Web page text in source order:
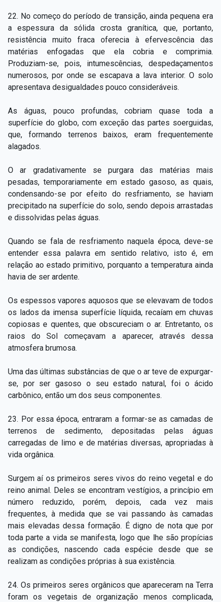
22. No começo do período de transição, ainda pequena era
a espessura da sólida crosta granítica, que, portanto,
resistência muito fraca oferecia à efervescência das
matérias enfogadas que ela cobria e comprimia.
Produziam-­se, pois, intumescências, despedaçamentos
numerosos, por onde se escapava a lava interior. O solo
apresentava desigualdades pouco consideráveis.
As águas, pouco profundas, cobriam quase toda a
superfície do globo, com exceção das partes soerguidas,
que, formando terrenos baixos, eram frequentemente
alagados.
O ar gradativamente se purgara das matérias mais
pesadas, temporariamente em estado gasoso, as quais,
condensando­-se por efeito do resfriamento, se haviam
precipitado na superfície do solo, sendo depois arrastadas
e dissolvidas pelas águas.
Quando se fala de resfriamento naquela época, deve­-se
entender essa palavra em sentido relativo, isto é, em
relação ao estado primitivo, porquanto a temperatura ainda
havia de ser ardente.
Os espessos vapores aquosos que se elevavam de todos
os lados da imensa superfície líquida, recaíam em chuvas
copiosas e quentes, que obscureciam o ar. Entretanto, os
raios ­do ­Sol começavam a aparecer, através dessa
atmosfera brumosa.
Uma das últimas substâncias de que o ar teve de expurgar­
se, por ser gasoso o seu estado natural, foi o ácido
carbônico, então um dos seus componentes.
23. Por essa época, entraram a formar­-se as camadas de
terrenos de sedimento, depositadas pelas águas
carregadas de limo e de matérias diversas, apropriadas à
vida orgânica.
Surgem aí os primeiros seres vivos do reino vegetal e do
reino animal. Deles se encontram vestígios, a princípio em
número reduzido, porém, depois, cada vez mais
frequentes, à medida que se vai passando às camadas
mais elevadas dessa formação. É digno de nota que por
toda parte a vida se manifesta, logo que lhe são propícias
as condições, nascendo cada espécie desde que se
realizam as condições próprias à sua existência.
24. Os primeiros seres orgânicos que apareceram na Terra
foram os vegetais de organização menos complicada,